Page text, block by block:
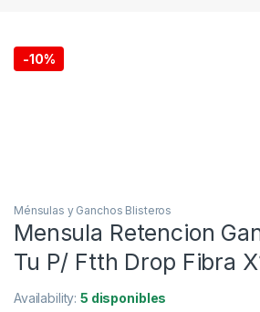
-10%
Ménsulas y Ganchos Blisteros
Mensula Retencion
Tu P/ Ftth Drop Fibra
Availability:5 disponibles